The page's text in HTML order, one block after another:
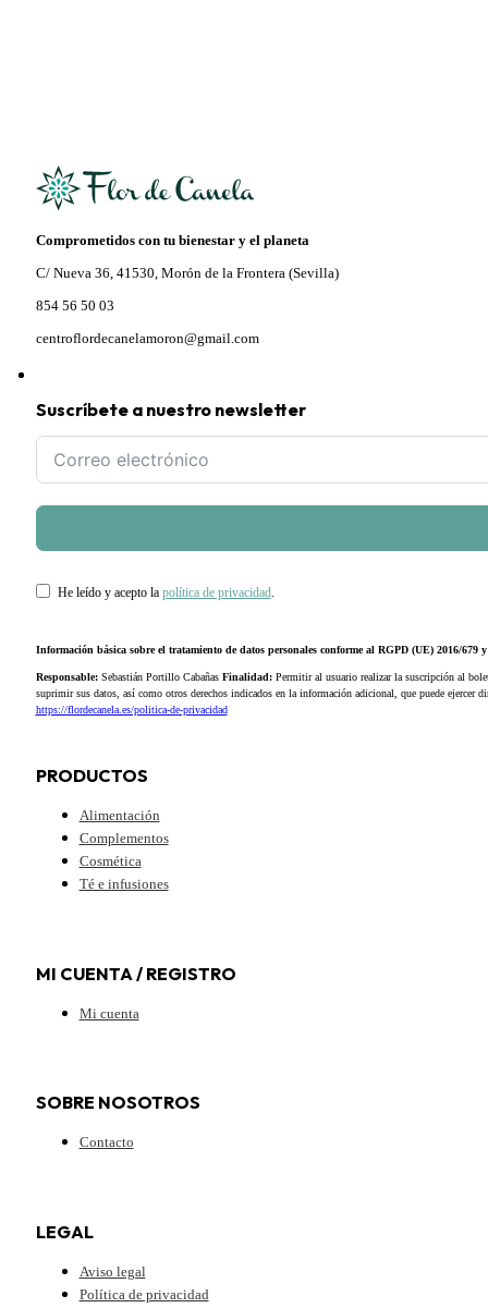
Comprometidos con tu bienestar y el planeta
C/ Nueva 36, 41530, Morón de la Frontera (Sevilla)
854 56 50 03
centroflordecanelamoron@gmail.com
Suscríbete a nuestro newsletter
He leído y acepto la política de privacidad.
Información básica sobre el tratamiento de datos personales conforme al RGPD (UE) 2016/679
Responsable:Sebastián Portillo Cabañas Finalidad:Permitir al usuario realizar la suscripción al
suprimir sus datos, así como otros derechos indicados en la información adicional, que puede
https://flordecanela.es/politica-de-privacidad
PRODUCTOS
Alimentación
Complementos
Cosmética
Té e infusiones
MI CUENTA / REGISTRO
Mi cuenta
SOBRE NOSOTROS
Contacto
LEGAL
Aviso legal
Política de privacidad